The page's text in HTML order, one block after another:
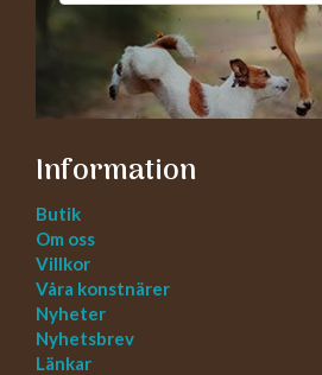
Information
Butik
Om oss
Villkor
Våra konstnärer
Nyheter
Nyhetsbrev
Länkar